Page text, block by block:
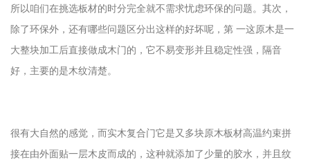
所以咱们在挑选板材的时分完全就不需求忧虑环保的问题。其次，
除了环保外，还有哪些问题区分出这样的好坏呢，第 一这原木是一
大整块加工后直接做成木门的，它不易变形并且稳定性强，隔音
好，主要的是木纹清楚。
很有大自然的感觉，而实木复合门它是又多块原木板材高温约束拼
接在由外面贴一层木皮而成的，这种就添加了少量的胶水，并且纹